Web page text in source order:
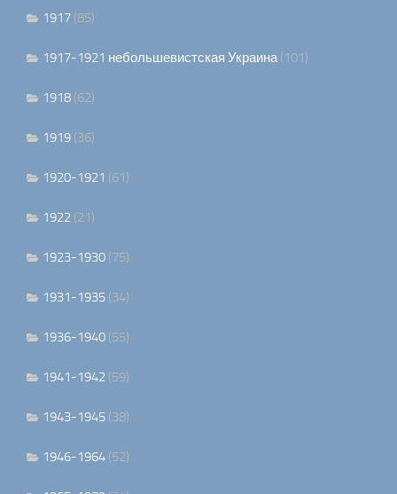
1917 (85)
1917-1921 небольшевистская Украина(101)
1918 (62)
1919 (36)
1920-1921 (61)
1922 (21)
1923-1930 (75)
1931-1935 (34)
1936-1940 (55)
1941-1942 (59)
1943-1945 (38)
1946-1964 (52)